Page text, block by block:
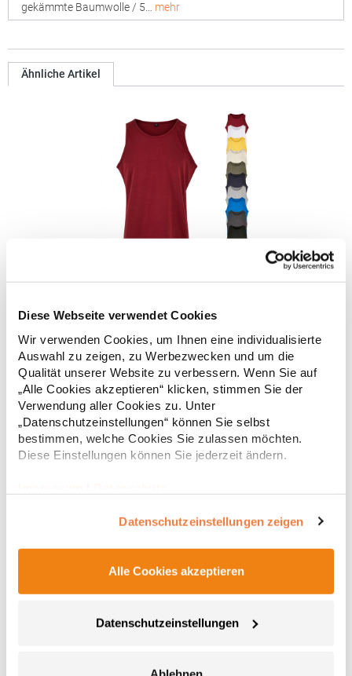
Diese Webseite verwendet Cookies
Wir verwenden Cookies, um Ihnen eine individualisierte
Auswahl zu zeigen, zu Werbezwecken und um die
Qualität unserer Website zu verbessern. Wenn Sie auf
„Alle Cookies akzeptieren“ klicken, stimmen Sie der
Verwendung aller Cookies zu. Unter
„Datenschutzeinstellungen“ können Sie selbst
bestimmen, welche Cookies Sie zulassen möchten.
Diese Einstellungen können Sie jederzeit ändern.
Datenschutzeinstellungen zeigen
Alle Cookies akzeptieren
Datenschutzeinstellungen
gekämmte Baumwolle / 5… mehr
Ähnliche Artikel
BYBB011 Build Your Brand Basic Standard Trägershirt
°C waschbarBügeln erlaubtGrammatur: 140
g/m²Materialzusammensetzung: 100% BaumwolleAngaben zur
Produktsicherheit: Herst.-Nr.: BB011Hersteller: TB International
GmbH Dr.-Robert-Murjahn-Str. 7 64372 Ober-Ramstadt
Deutschland E-Mail: info@tbint.de
ab 4,20 € *
* Preise inkl. gesetzlicher Mwst. + Versandkosten *
RY6545 Roly TEXAS Trägershirt ärmellos Herren